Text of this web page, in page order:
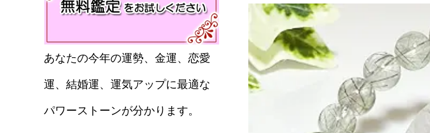
あなたの今年の運勢、金運、恋愛
運、結婚運、運気アップに最適な
パワーストーンが分かります。